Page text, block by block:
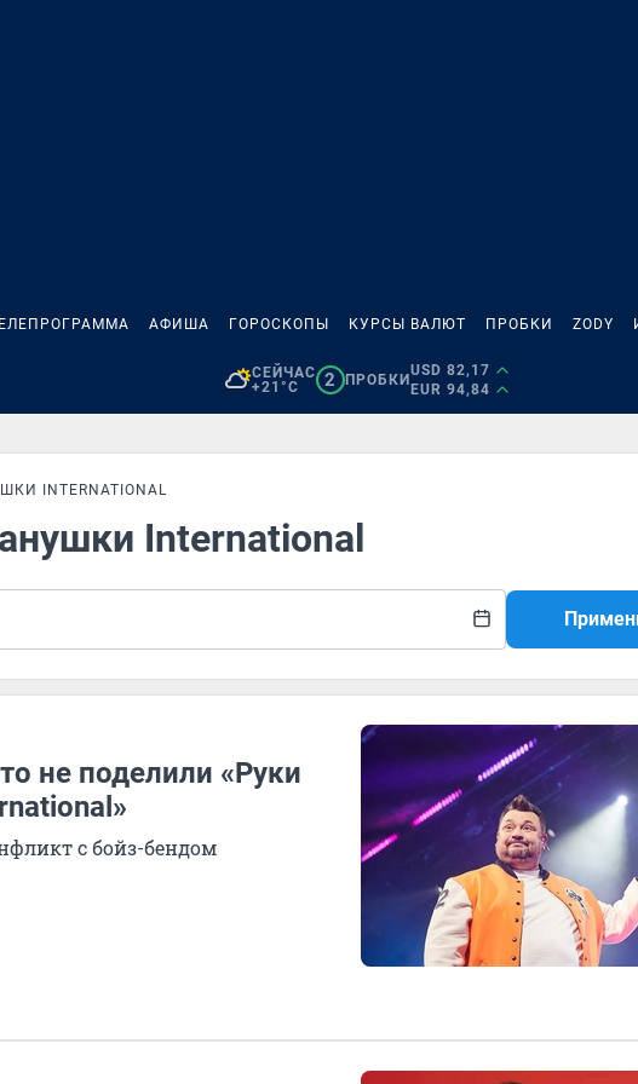
АФИША ГОРОСКОПЫ КУРСЫ ВАЛЮТ ПРОБКИ ZODY
СЕЙЧАС
+21°C
2 ПРОБКИ
USD 82,17
EUR 94,84
INTERNATIONAL
International
не поделили «Руки
с бойз-бендом